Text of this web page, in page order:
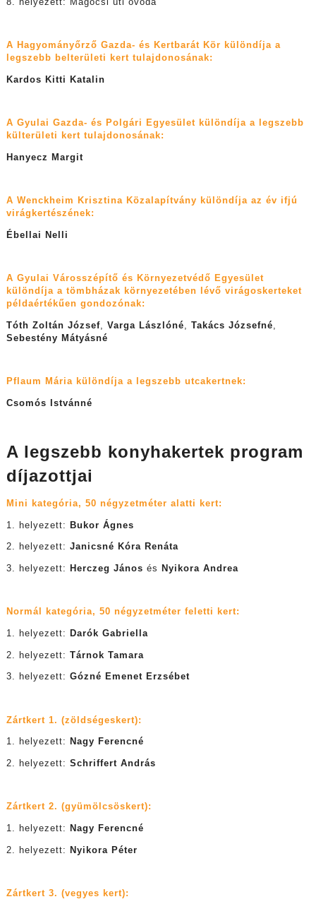
A Hagyományőrző Gazda- és Kertbarát Kör különdíja a
legszebb belterületi kert tulajdonosának:
Kardos Kitti Katalin
A Gyulai Gazda- és Polgári Egyesület különdíja a legszebb
külterületi kert tulajdonosának:
Hanyecz Margit
A Wenckheim Krisztina Közalapítvány különdíja az év ifjú
virágkertészének:
Ébellai Nelli
A Gyulai Városszépítő és Környezetvédő Egyesület
különdíja a tömbházak környezetében lévő virágoskerteket
példaértékűen gondozónak:
Tóth Zoltán József, Varga Lászlóné, Takács Józsefné,
Sebestény Mátyásné
Pflaum Mária különdíja a legszebb utcakertnek:
Csomós Istvánné
A legszebb konyhakertek program
díjazottjai
Mini kategória, 50 négyzetméter alatti kert:
1. helyezett: Bukor Ágnes
2. helyezett: Janicsné Kóra Renáta
3. helyezett: Herczeg János és Nyikora Andrea
Normál kategória, 50 négyzetméter feletti kert:
1. helyezett: Darók Gabriella
2. helyezett: Tárnok Tamara
3. helyezett: Gózné Emenet Erzsébet
Zártkert 1. (zöldségeskert):
1. helyezett: Nagy Ferencné
2. helyezett: Schriffert András
Zártkert 2. (gyümölcsöskert):
1. helyezett: Nagy Ferencné
2. helyezett: Nyikora Péter
Zártkert 3. (vegyes kert):